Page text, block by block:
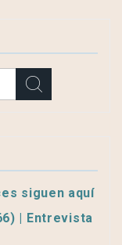
siguen aquí
| Entrevista